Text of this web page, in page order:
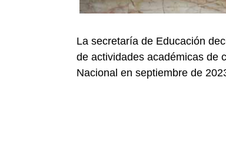
La secretaría de Educación
de actividades académicas de
Nacional en septiembre de